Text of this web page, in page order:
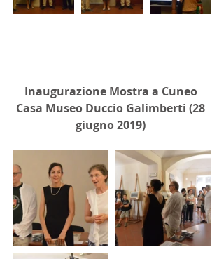
Inaugurazione Mostra a Cuneo
Casa Museo Duccio Galimberti (28
giugno 2019)